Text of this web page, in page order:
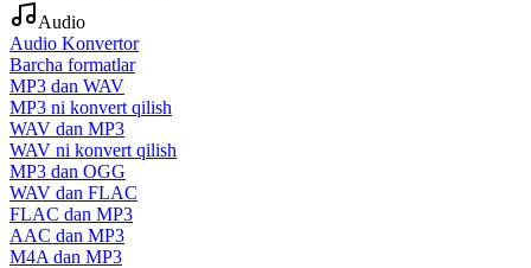
Audio
Audio Konvertor
Barcha formatlar
MP3 dan WAV
MP3 ni konvert qilish
WAV dan MP3
WAV ni konvert qilish
MP3 dan OGG
WAV dan FLAC
FLAC dan MP3
AAC dan MP3
M4A dan MP3